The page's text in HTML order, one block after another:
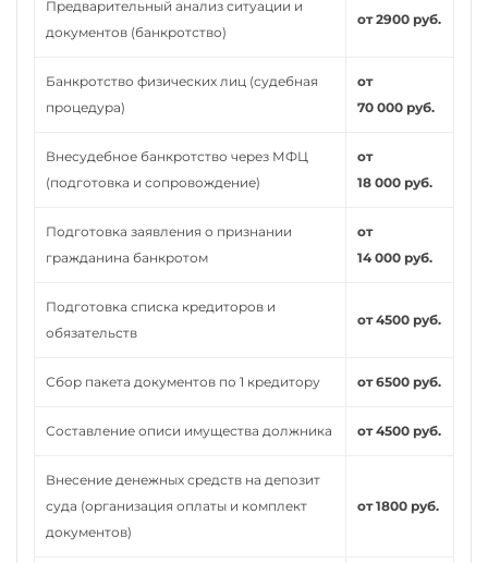
Предварительный анализ ситуации и
документов (банкротство)
от 2900 руб.
Банкротство физических лиц (судебная
процедура)
от
70 000 руб.
Внесудебное банкротство через МФЦ
(подготовка и сопровождение)
от
18 000 руб.
Подготовка заявления о признании
гражданина банкротом
от
14 000 руб.
Подготовка списка кредиторов и
обязательств
от 4500 руб.
Сбор пакета документов по 1 кредитору от 6500 руб.
Составление описи имущества должника от 4500 руб.
Внесение денежных средств на депозит
суда (организация оплаты и комплект
документов)
от 1800 руб.